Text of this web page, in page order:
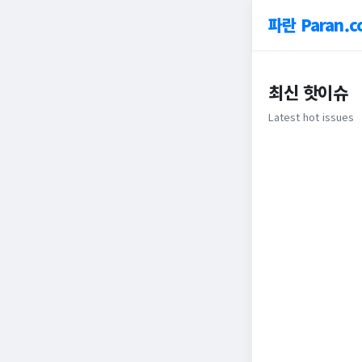
파란
최신 핫이슈
Latest hot issues